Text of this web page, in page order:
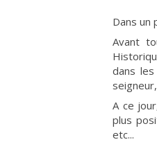
Dans un
Avant
dans
A ce
plus
etc...